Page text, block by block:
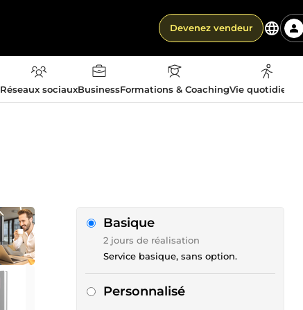
Devenez vendeur
Réseaux sociauxBusinessFormations & CoachingVie
Basique
2 jours de réalisation
Service basique, sans option.
Personnalisé